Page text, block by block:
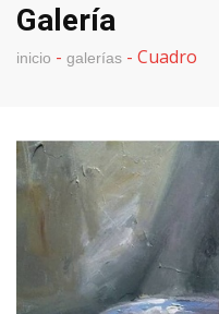
Galería
inicio - galerías - Cuadro